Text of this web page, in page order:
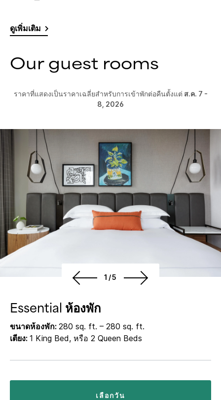
ดูเพิ่มเติม
Our guest rooms
ราคาที่แสดงเป็นราคาเฉลี่ยสำหรับการเข้าพักต่อคืนตั้งแต่ ส.ค. 7 -
8, 2026
1/5
Essential ห้องพัก
ขนาดห้องพัก: 280 sq. ft. – 280 sq. ft.
เตียง: 1 King Bed, หรือ 2 Queen Beds
เลือกวัน